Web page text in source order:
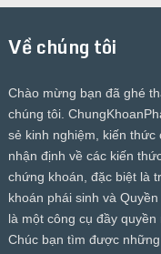
Về chúng tôi
Chào mừng bạn đã ghé
chúng tôi.
sẻ kinh nghiệm, kiến thức
nhận định về các kiến
chứng khoán, đặc biệt là
khoán phái sinh và
là một công cụ đầy quyền
Chúc bạn tìm được những